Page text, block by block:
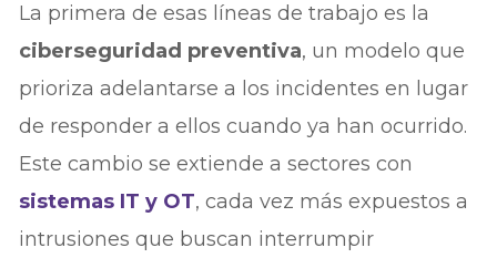
La primera de esas líneas de trabajo es la
ciberseguridad preventiva, un modelo que
prioriza adelantarse a los incidentes en lugar
de responder a ellos cuando ya han ocurrido.
Este cambio se extiende a sectores con
sistemas IT y OT, cada vez más expuestos a
intrusiones que buscan interrumpir